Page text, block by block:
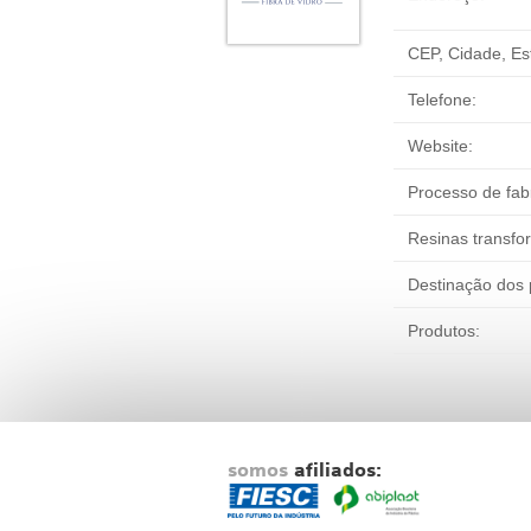
CEP, Cidade,
Telefone:
Website:
Processo de
Resinas
Destinação dos
Produtos:
somos afiliados: